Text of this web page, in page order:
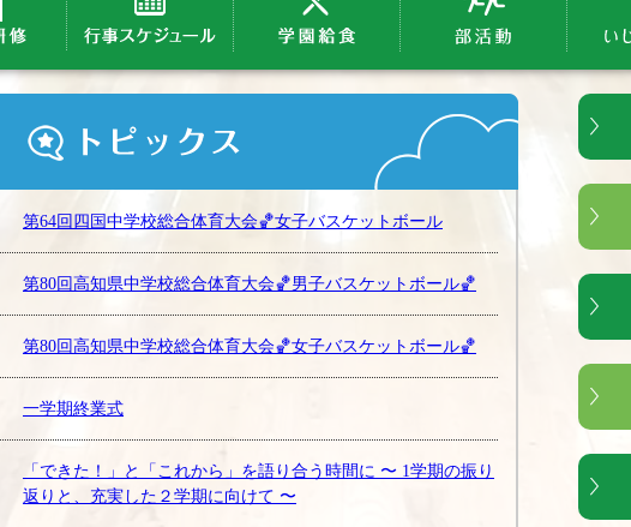
第64回四国中学校総合体育大会🏀女子バスケットボール
第80回高知県中学校総合体育大会🏀男子バスケットボール🏀
第80回高知県中学校総合体育大会🏀女子バスケットボール🏀
一学期終業式
「できた！」と「これから」を語り合う時間に 〜 1学期の振り
返りと、充実した２学期に向けて 〜